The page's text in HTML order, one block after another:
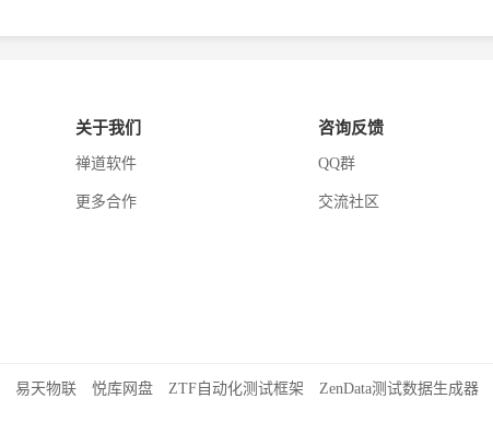
关于我们
禅道软件
更多合作
咨询反馈
QQ群
交流社区
易天物联 悦库网盘 ZTF自动化测试框架 ZenData测试数据生成器